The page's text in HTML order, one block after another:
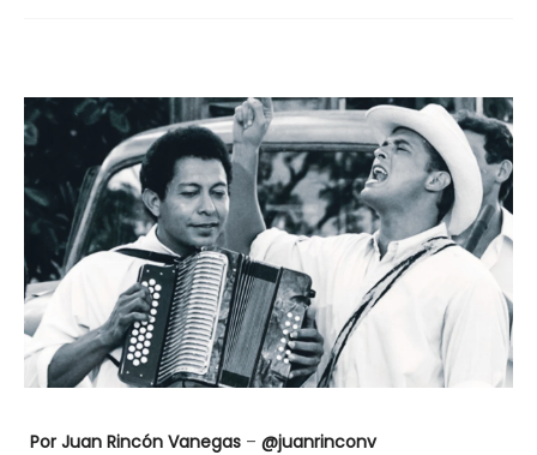
pro
gra
ma
Por Juan Rincón Vanegas – @juanrinconv